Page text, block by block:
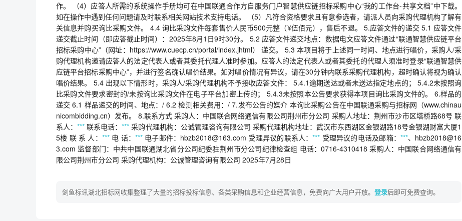
作。 （4）应答人所需的系统操作手册均可在中国联通合作方自服务门户智慧供应链招标采购中心“我的工作台-共享文档”中下载。
如在操作中遇到任何问题请及时联系相关网站技术支持电话。 （5）凡符合资格要求且有意参选者，请派人员向采购代理机构了解有
关信息并购买询比采购文件。 4.4 询比采购文件每套售价人民币500元整（¥伍佰元），售后不退。 5.应答文件的递交 5.1 应答文件
递交截止时间（即应答截止时间）：2025年8月1日9时30分。 5.2 应答文件递交地点：数据电文应答文件通过“联通智慧供应链平台
招标采购中心”（网址：https://www.cuecp.cn/portal/index.jhtml） 递交。 5.3 本项目将于上述同一时间、地点进行唱价，采购人/采
购代理机构邀请应答人的法定代表人或者其委托代理人准时参加。应答人的法定代表人或者其委托的代理人须准时登录“联通智慧供
应链平台招标采购中心”，并进行签名确认唱价结果。如对唱价情况有异议，请在30分钟内联系采购代理机构，超时确认将视为确认
唱价结果。 5.4 出现以下情形时，采购人/采购代理机构不予接收应答文件： 5.4.1逾期送达或者未送达指定地点的； 5.4.2未按照询
比采购文件要求密封的/未按询比采购文件在电子平台加密上传的； 5.4.3未按照本公告要求获得本项目询比采购文件的。 6.样品的
递交 6.1 样品递交的时间、地点：/ 6.2 检测相关费用：/ 7.发布公告的媒介 本询比采购公告在中国联通采购与招标网（www.chinau
nicombidding.cn）发布。 8.联系方式 采购人：中国联合网络通信有限公司荆州市分公司 采购人地址：荆州市沙市区塔桥路68号 联
系人：*** 联系电话：*** 采购代理机构：公诚管理咨询有限公司 采购代理机构地址：武汉市东西湖区金银湖路18号金银湖财富大厦1
5楼 联 系 人： ***电 话： *** 电子邮件：hbzb2018@163.com 受理异议的联系人：*** 受理异议的电话及邮箱： ***、hbzb2018@16
3.com 监督部门：中共中国联通湖北省分公司纪委驻荆州市分公司纪律检查组 电话：0716-4310418 采购人：中国联合网络通信有
限公司荆州市分公司 采购代理机构：公诚管理咨询有限公司 2025年7月28日
剑鱼标讯湖北招标网收集整理了大量的招标投标信息、各类采购信息和企业经营信息，免费向广大用户开放。 登录后即可免费查询。